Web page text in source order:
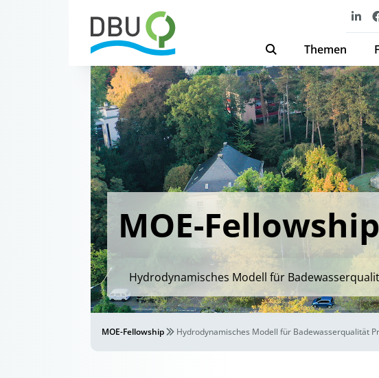
Themen
MOE-
Hydrodynamisches Modell für
MOE-Fellowship Hydrodynamisches Modell für Badewasserqualität